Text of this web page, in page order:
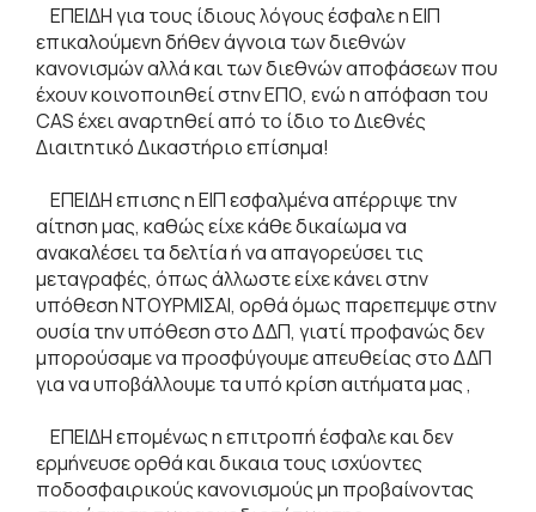
ΕΠΕΙΔΗ για τους ίδιους λόγους έσφαλε η ΕΙΠ
επικαλούμενη δήθεν άγνοια των διεθνών
κανονισμών αλλά και των διεθνών αποφάσεων που
έχουν κοινοποιηθεί στην ΕΠΟ, ενώ η απόφαση του
CAS έχει αναρτηθεί από το ίδιο το Διεθνές
Διαιτητικό Δικαστήριο επίσημα!
ΕΠΕΙΔΗ επισης η ΕΙΠ εσφαλμένα απέρριψε την
αίτηση μας, καθώς είχε κάθε δικαίωμα να
ανακαλέσει τα δελτία ή να απαγορεύσει τις
μεταγραφές, όπως άλλωστε είχε κάνει στην
υπόθεση ΝΤΟΥΡΜΙΣΑΙ, ορθά όμως παρεπεμψε στην
ουσία την υπόθεση στο ΔΔΠ, γιατί προφανώς δεν
μπορούσαμε να προσφύγουμε απευθείας στο ΔΔΠ
για να υποβάλλουμε τα υπό κρίση αιτήματα μας ,
ΕΠΕΙΔΗ επομένως η επιτροπή έσφαλε και δεν
ερμήνευσε ορθά και δικαια τους ισχύοντες
ποδοσφαιρικούς κανονισμούς μη προβαίνοντας